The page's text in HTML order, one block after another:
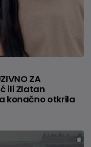
ZA
ili Zlatan
konačno otkrila